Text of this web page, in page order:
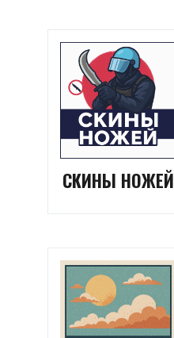
СКИНЫ НОЖЕЙ